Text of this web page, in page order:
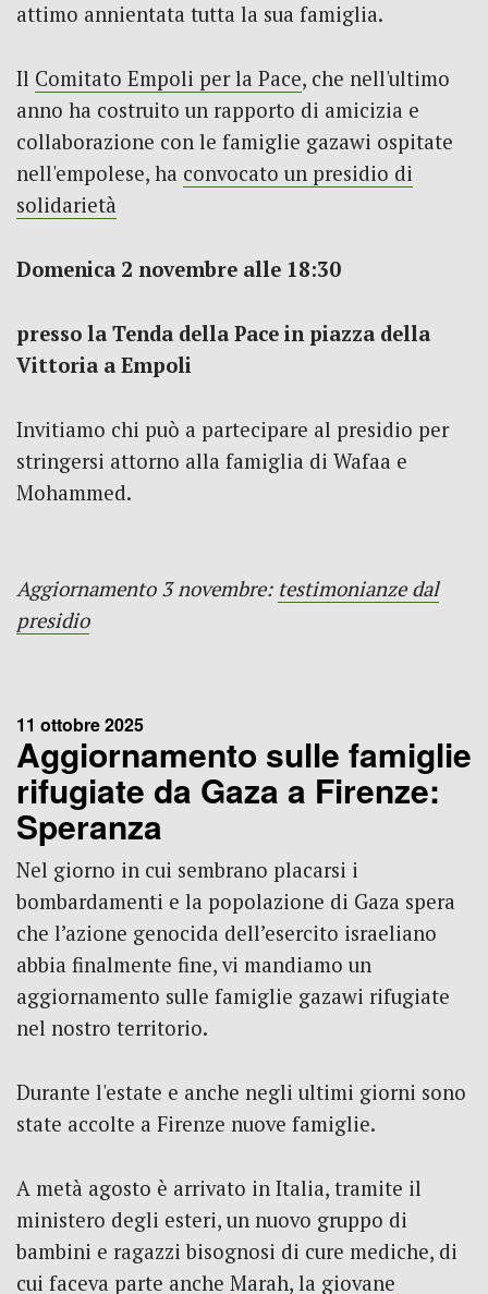
attimo annientata tutta la sua famiglia.
Il Comitato Empoli per la Pace, che nell'ultimo
anno ha costruito un rapporto di amicizia e
collaborazione con le famiglie gazawi ospitate
nell'empolese, ha convocato un presidio di
solidarietà
Domenica 2 novembre alle 18:30
presso la Tenda della Pace in piazza della
Vittoria a Empoli
Invitiamo chi può a partecipare al presidio per
stringersi attorno alla famiglia di Wafaa e
Mohammed.
Aggiornamento 3 novembre: testimonianze dal
presidio
11 ottobre 2025
Aggiornamento sulle famiglie
rifugiate da Gaza a Firenze:
Speranza
Nel giorno in cui sembrano placarsi i
bombardamenti e la popolazione di Gaza spera
che l’azione genocida dell’esercito israeliano
abbia finalmente fine, vi mandiamo un
aggiornamento sulle famiglie gazawi rifugiate
nel nostro territorio.
Durante l'estate e anche negli ultimi giorni sono
state accolte a Firenze nuove famiglie.
A metà agosto è arrivato in Italia, tramite il
ministero degli esteri, un nuovo gruppo di
bambini e ragazzi bisognosi di cure mediche, di
cui faceva parte anche Marah, la giovane